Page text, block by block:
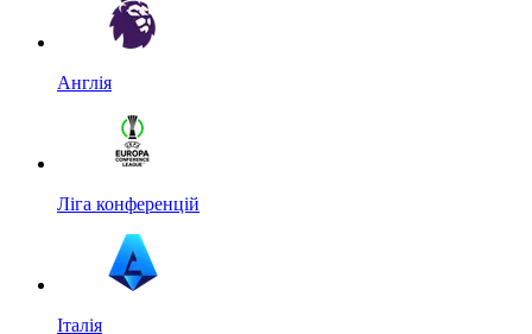
Англія
Ліга конференцій
Італія